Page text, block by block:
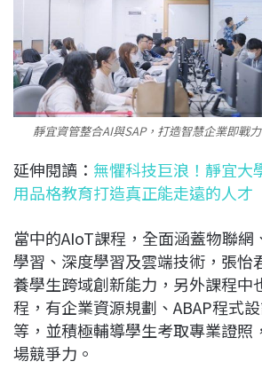
靜宜資管整合AI與SAP，打造智慧企業即戰
延伸閱讀： 無懼科技巨浪！靜宜大
用品格教育打造真正能走遠的人才
當中的AIoT課程，全面涵蓋物聯網
學習、深度學習及雲端技術，張怡
養學生跨域創新能力，另外課程中
程，有企業資源規劃、ABAP程式
等，並積極輔導學生考取專業證照
場競爭力。